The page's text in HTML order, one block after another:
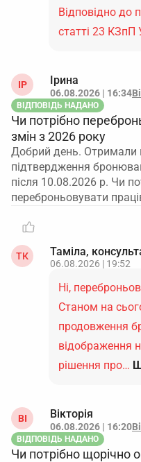
Відповідно до
статті 23 КЗпП
ІР Ірина
06.08.2026 | 16:34
ВІДПОВІДЬ НАДАНО
Чи потрібно
змін з 2026 року
Добрий день. Отримали
підтвердження
після 10.08.2026 р. Чи
переброньовувати
ТК Таміла,
06.08.2026 | 19:52
Ні,
Станом на
продовження
відображення
рішення про…
ВІ Вікторія
06.08.2026 | 16:20
ВІДПОВІДЬ НАДАНО
Чи потрібно щорічно